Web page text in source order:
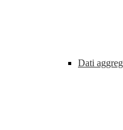
Dati